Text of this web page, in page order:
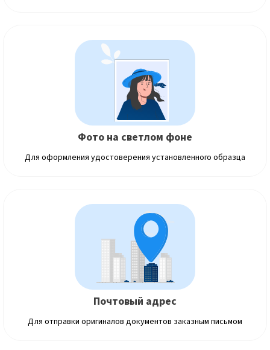
Фото на светлом фоне
Для оформления удостоверения установленного образца
Почтовый адрес
Для отправки оригиналов документов заказным письмом